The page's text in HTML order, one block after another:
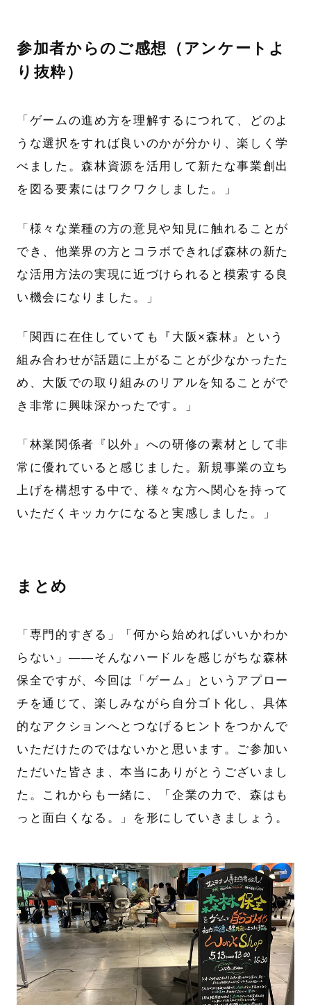
参加者からのご感想（アンケートよ
り抜粋）
「ゲームの進め方を理解するにつれて、どのよ
うな選択をすれば良いのかが分かり、楽しく学
べました。森林資源を活用して新たな事業創出
を図る要素にはワクワクしました。」
「様々な業種の方の意見や知見に触れることが
でき、他業界の方とコラボできれば森林の新た
な活用方法の実現に近づけられると模索する良
い機会になりました。」
「関西に在住していても『大阪×森林』という
組み合わせが話題に上がることが少なかったた
め、大阪での取り組みのリアルを知ることがで
き非常に興味深かったです。」
「林業関係者『以外』への研修の素材として非
常に優れていると感じました。新規事業の立ち
上げを構想する中で、様々な方へ関心を持って
いただくキッカケになると実感しました。」
まとめ
「専門的すぎる」「何から始めればいいかわか
らない」——そんなハードルを感じがちな森林
保全ですが、今回は「ゲーム」というアプロー
チを通じて、楽しみながら自分ゴト化し、具体
的なアクションへとつなげるヒントをつかんで
いただけたのではないかと思います。ご参加い
ただいた皆さま、本当にありがとうございまし
た。これからも一緒に、「企業の力で、森はも
っと面白くなる。」を形にしていきましょう。